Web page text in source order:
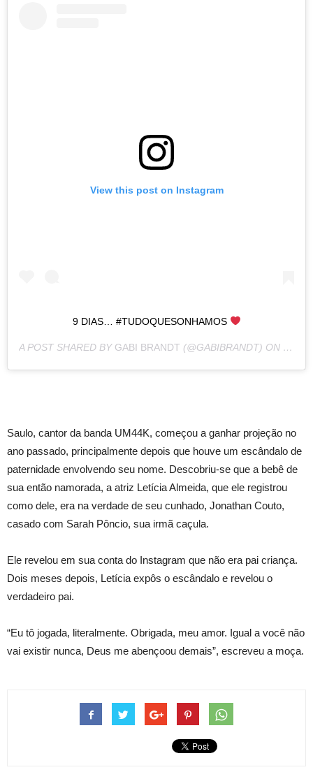
View this post on Instagram
9 DIAS… #TUDOQUESONHAMOS
A POST SHARED BY GABI BRANDT (@GABIBRANDT) ON JAN
Saulo, cantor da banda UM44K, começou a ganhar projeção no
ano passado, principalmente depois que houve um escândalo de
paternidade envolvendo seu nome. Descobriu-se que a bebê de
sua então namorada, a atriz Letícia Almeida, que ele registrou
como dele, era na verdade de seu cunhado, Jonathan Couto,
casado com Sarah Pôncio, sua irmã caçula.
Ele revelou em sua conta do Instagram que não era pai criança.
Dois meses depois, Letícia expôs o escândalo e revelou o
verdadeiro pai.
“Eu tô jogada, literalmente. Obrigada, meu amor. Igual a você não
vai existir nunca, Deus me abençoou demais”, escreveu a moça.